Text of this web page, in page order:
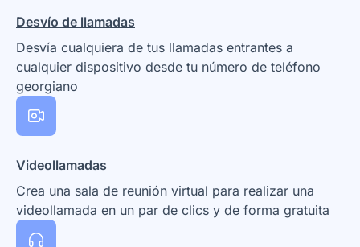
Desvío de llamadas
Desvía cualquiera de tus llamadas entrantes a
cualquier dispositivo desde tu número de teléfono
georgiano
Videollamadas
Crea una sala de reunión virtual para realizar una
videollamada en un par de clics y de forma gratuita